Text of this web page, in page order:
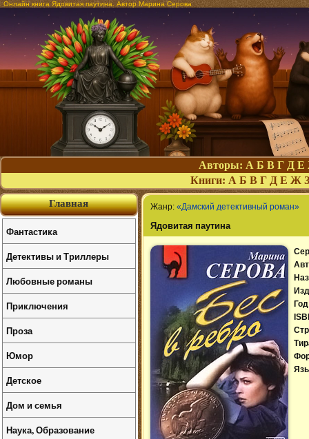
Онлайн книга Ядовитая паутина. Автор Марина Серова
Авторы: А Б В Г Д Е
Книги: А Б В Г Д Е Ж З
Жанр: «Дамский детективный роман»
Ядовитая паутина
Главная
Фантастика
Детективы и Триллеры
Любовные романы
Приключения
Проза
Юмор
Детское
Дом и семья
Наука, Образование